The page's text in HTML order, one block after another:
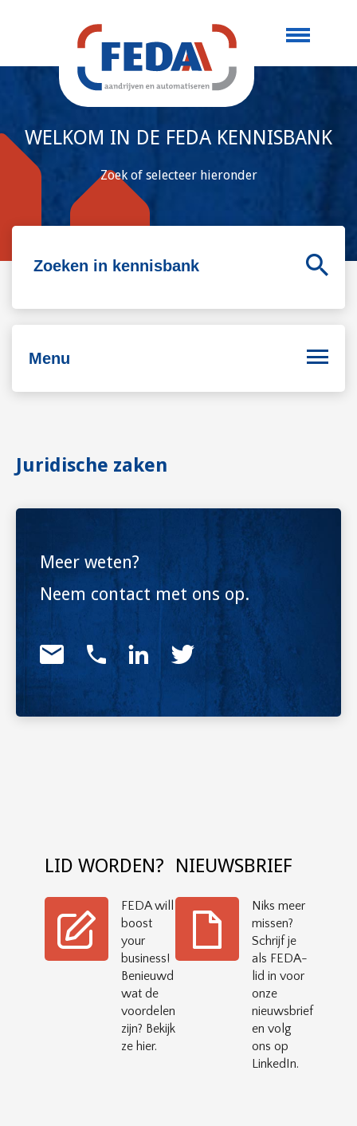
WELKOM IN DE FEDA KENNISBANK
Zoek of selecteer hieronder
Menu
Internationaal ondernemen
Juridische zaken
Meer weten?
Neem contact met ons op.
LID WORDEN?
FEDA will
boost
your
business!
Benieuwd
wat de
voordelen
zijn? Bekijk
ze hier.
NIEUWSBRIEF
Niks meer
missen?
Schrijf je
als FEDA-
lid in voor
onze
nieuwsbrief
en volg
ons op
LinkedIn.